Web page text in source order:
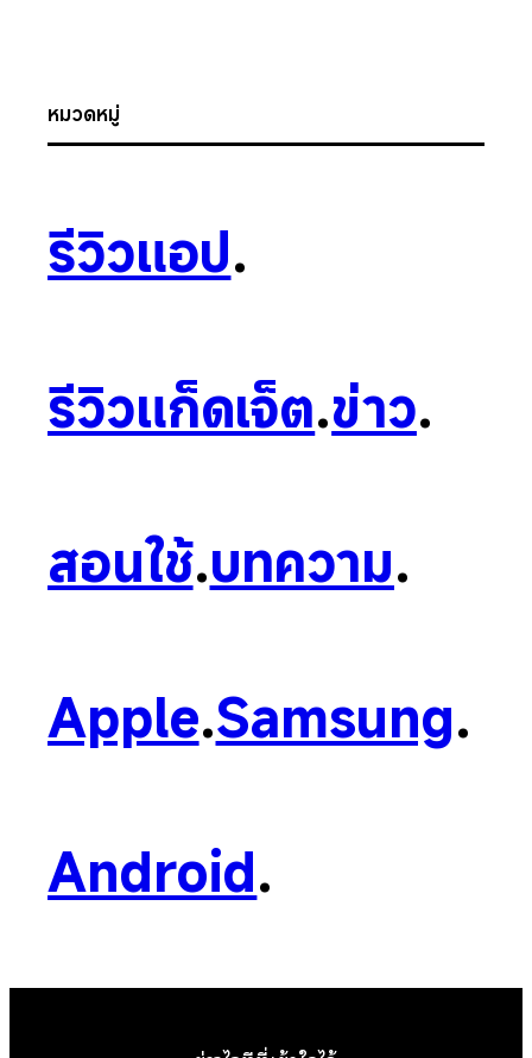
หมวดหมู่
รีวิวแอป.
รีวิวแก็ดเจ็ต.ข่าว.
สอนใช้.บทความ.
Apple.Samsung.
Android.